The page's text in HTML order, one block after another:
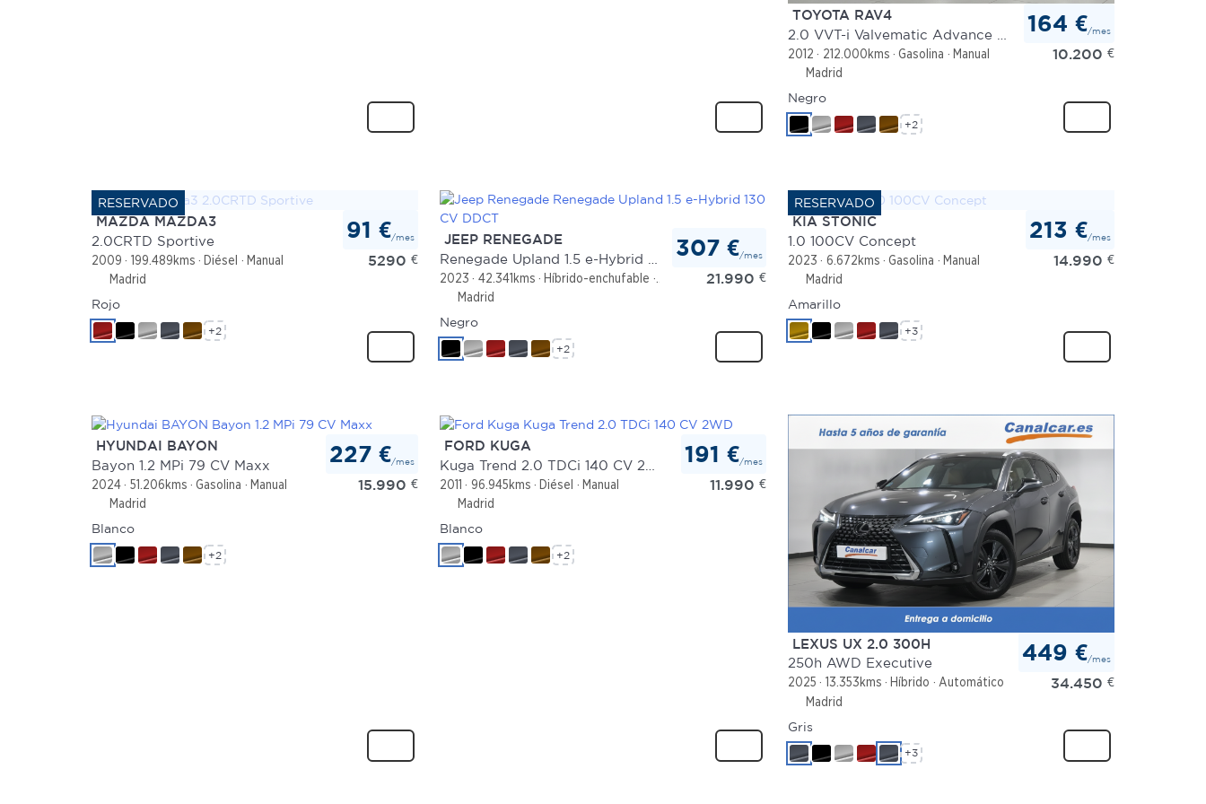
TOYOTA RAV4
2012 212.000kms Gasolina
Manual
Madrid
164 €/mes
10.200 €
Negro
+2
MAZDA MAZDA3
2.0CRTD Sportive
2009 199.489kms Diésel
Manual
Madrid
91 €/mes
5290 €
Rojo
+2
JEEP RENEGADE
2023 42.341kms Híbrido-enchufable
Automático
Madrid
307 €/mes
21.990 €
Negro
+2
KIA STONIC
1.0 100CV Concept
2023 6.672kms Gasolina
Manual
Madrid
213 €/mes
14.990 €
Amarillo
+3
HYUNDAI BAYON
Bayon 1.2 MPi 79 CV Maxx
2024 51.206kms Gasolina
Manual
Madrid
227 €/mes
15.990 €
Blanco
+2
FORD KUGA
2011 96.945kms Diésel
Manual
Madrid
191 €/mes
11.990 €
Blanco
+2
LEXUS UX 2.0 300H
250h AWD Executive
2025 13.353kms Híbrido
Automático
Madrid
449 €/mes
34.450 €
Gris
+3